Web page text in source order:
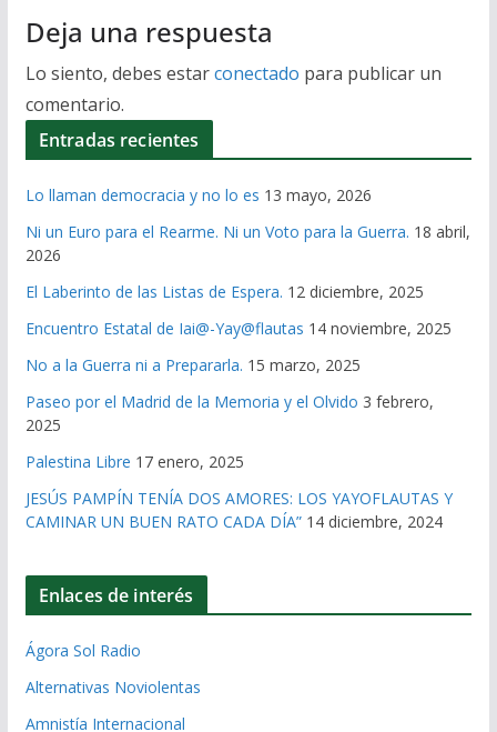
Deja una respuesta
Lo siento, debes estarconectado para publicar un
comentario.
Entradas recientes
Lo llaman democracia y no lo es 13 mayo, 2026
Ni un Euro para el Rearme. Ni un Voto para la Guerra. 18 abril,
2026
El Laberinto de las Listas de Espera. 12 diciembre, 2025
Encuentro Estatal de Iai@-Yay@flautas 14 noviembre, 2025
No a la Guerra ni a Prepararla. 15 marzo, 2025
Paseo por el Madrid de la Memoria y el Olvido 3 febrero,
2025
Palestina Libre 17 enero, 2025
JESÚS PAMPÍN TENÍA DOS AMORES: LOS YAYOFLAUTAS Y
CAMINAR UN BUEN RATO CADA DÍA” 14 diciembre, 2024
Enlaces de interés
Ágora Sol Radio
Alternativas Noviolentas
Amnistía Internacional